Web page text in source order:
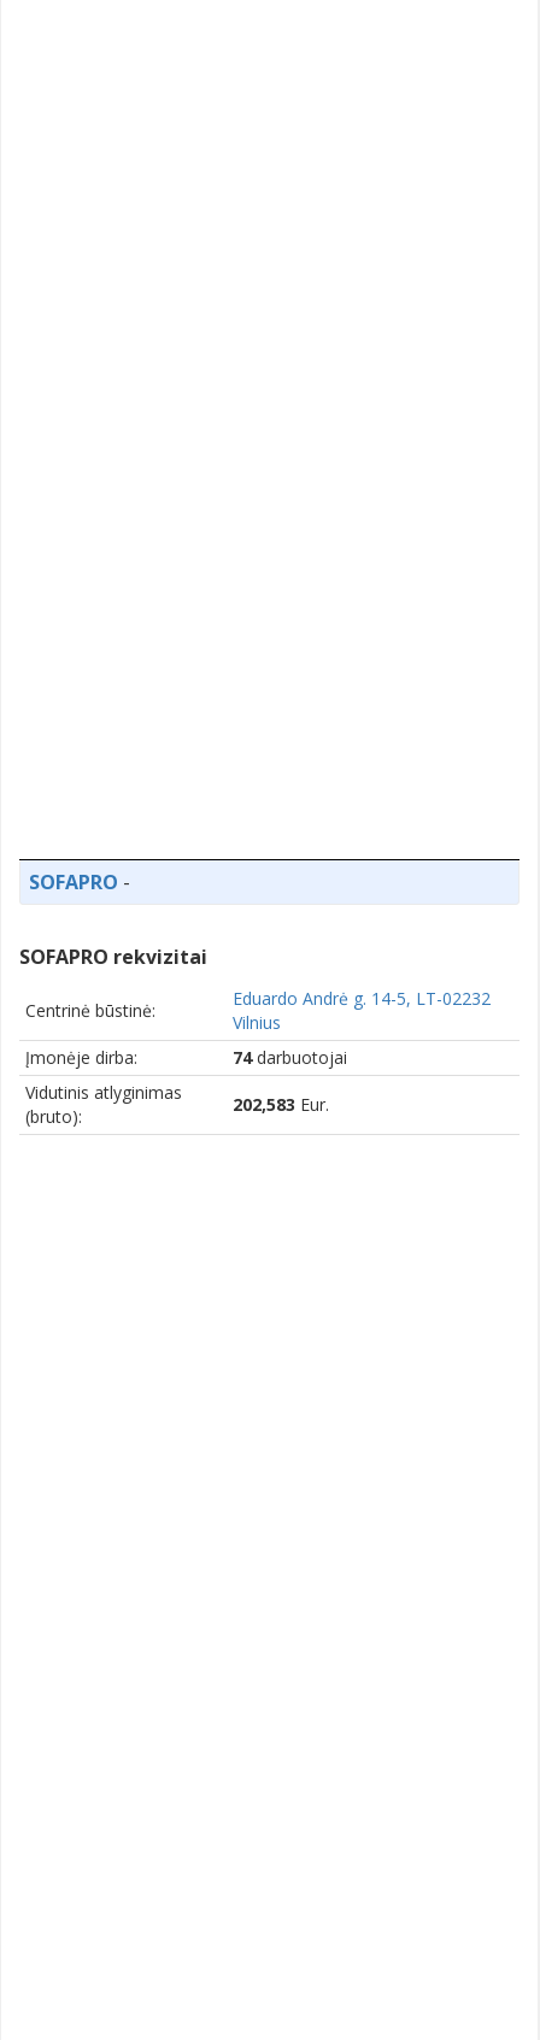
SOFAPRO -
SOFAPRO rekvizitai
Centrinė būstinė:
Eduardo Andrė g. 14-5, LT-02232
Vilnius
Įmonėje dirba:
74darbuotojai
Vidutinis atlyginimas
(bruto):
202,583 Eur.